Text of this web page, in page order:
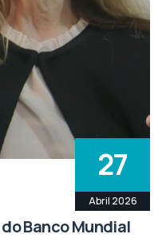
27
Abril 2026
Banco Mundial